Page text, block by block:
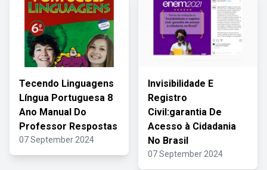
Tecendo Linguagens
Língua Portuguesa 8
Ano Manual Do
Professor Respostas
07 September 2024
Invisibilidade E
Registro
Civil:garantia De
Acesso à Cidadania
No Brasil
07 September 2024